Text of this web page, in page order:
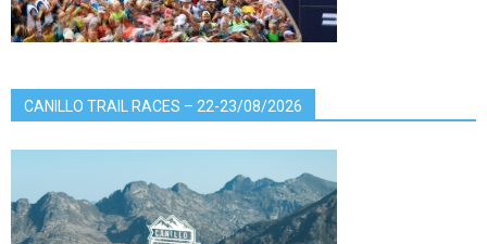
CANILLO TRAIL RACES – 22-23/08/2026